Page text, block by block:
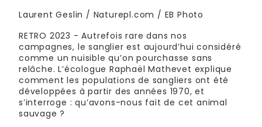
Laurent Geslin / Naturepl.com / EB Photo
RETRO 2023 - Autrefois rare dans nos
campagnes, le sanglier est aujourd’hui considéré
comme un nuisible qu’on pourchasse sans
relâche. L’écologue Raphaël Mathevet explique
comment les populations de sangliers ont été
développées à partir des années 1970, et
s’interroge : qu’avons-nous fait de cet animal
sauvage ?